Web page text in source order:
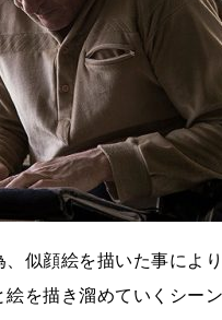
似顔絵を描いた事によ
を描き溜めていくシー